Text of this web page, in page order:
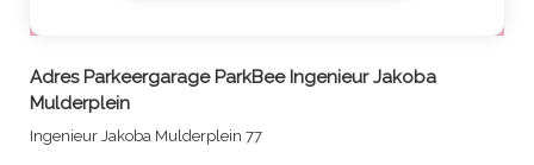
Adres Parkeergarage ParkBee Ingenieur Jakoba
Mulderplein
Ingenieur Jakoba Mulderplein 77